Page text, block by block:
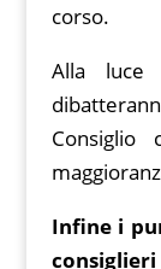
corso.
Alla luce
Consiglio
Infine i